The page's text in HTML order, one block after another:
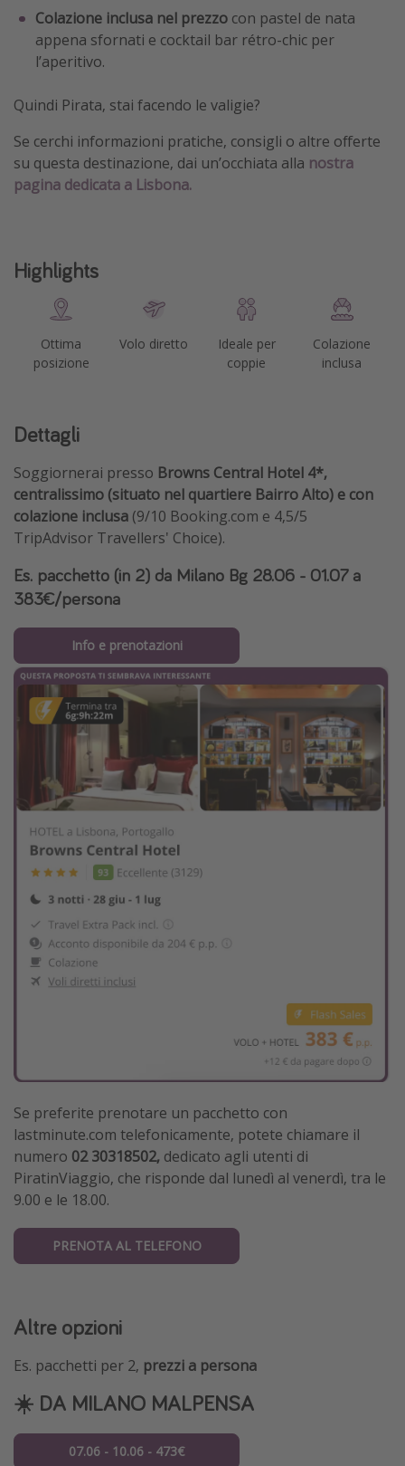
Colazione inclusa nel prezzo con pastel de nata
appena sfornati e cocktail bar rétro-chic per
l’aperitivo.
Quindi Pirata, stai facendo le valigie?
Se cerchi informazioni pratiche, consigli o altre offerte
su questa destinazione, dai un’occhiata alla nostra
pagina dedicata a Lisbona.
Highlights
Ottima
posizione
Volo diretto
Ideale per
coppie
Colazione
inclusa
Dettagli
Soggiornerai presso Browns Central Hotel 4*,
centralissimo (situato nel quartiere Bairro Alto) e con
colazione inclusa (9/10 Booking.com e 4,5/5
TripAdvisor Travellers' Choice).
Es. pacchetto (in 2) da Milano Bg 28.06 - 01.07 a
383€/persona
Info e prenotazioni
Se preferite prenotare un pacchetto con
lastminute.com telefonicamente, potete chiamare il
numero 02 30318502, dedicato agli utenti di
PiratinViaggio, che risponde dal lunedì al venerdì, tra le
9.00 e le 18.00.
PRENOTA AL TELEFONO
Altre opzioni
Es. pacchetti per 2, prezzi a persona
☀️ DA MILANO MALPENSA
07.06 - 10.06 - 473€